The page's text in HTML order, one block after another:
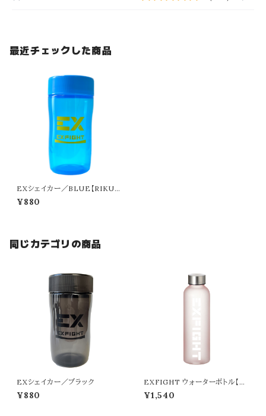
最近チェックした商品
EXシェイカー／BLUE【RIKU監
修】
¥880
同じカテゴリの商品
EXシェイカー／ブラック
¥880
EXFIGHT ウォーターボトル【57
0ml】／ピンク
¥1,540